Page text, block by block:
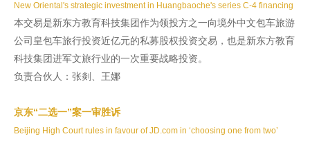
New Oriental's strategic investment in Huangbaoche's series C-4 financing
本交易是新东方教育科技集团作为领投方之一向境外中文包车旅游
公司皇包车旅行投资近亿元的私募股权投资交易，也是新东方教育
科技集团进军文旅行业的一次重要战略投资。
负责合伙人：张剡、王娜
京东“二选一”案一审胜诉
Beijing High Court rules in favour of JD.com in ‘choosing one from two’